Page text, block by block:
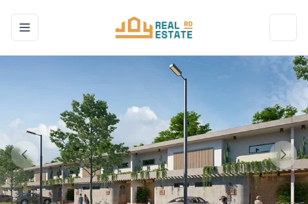
Toggle navigation menu